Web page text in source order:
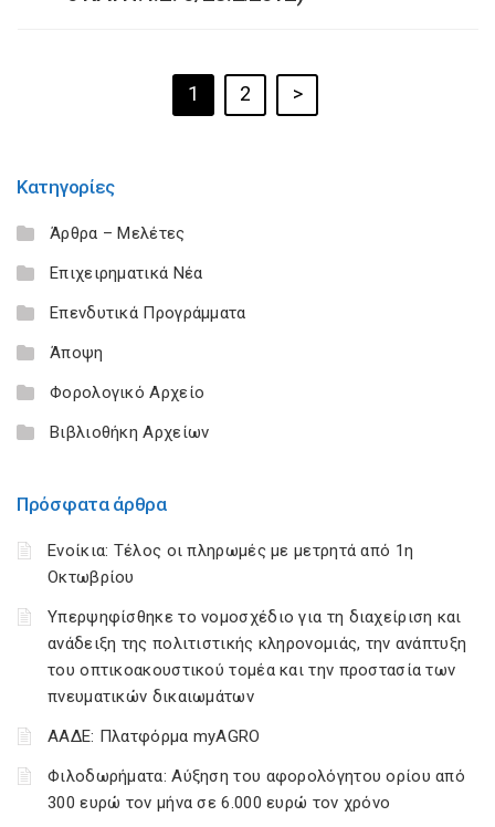
1 2 >
Κατηγορίες
Άρθρα – Μελέτες
Επιχειρηματικά Νέα
Επενδυτικά Προγράμματα
Άποψη
Φορολογικό Αρχείο
Βιβλιοθήκη Αρχείων
Πρόσφατα άρθρα
Ενοίκια: Τέλος οι πληρωμές με μετρητά από 1η
Οκτωβρίου
Υπερψηφίσθηκε το νομοσχέδιο για τη διαχείριση και
ανάδειξη της πολιτιστικής κληρονομιάς, την ανάπτυξη
του οπτικοακουστικού τομέα και την προστασία των
πνευματικών δικαιωμάτων
ΑΑΔΕ: Πλατφόρμα myAGRO
Φιλοδωρήματα: Αύξηση του αφορολόγητου ορίου από
300 ευρώ τον μήνα σε 6.000 ευρώ τον χρόνο